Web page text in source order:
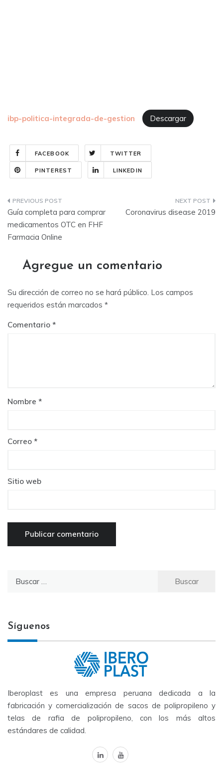
ibp-politica-integrada-de-gestion Descargar
FACEBOOK TWITTER
PINTEREST LINKEDIN
Navegación
de
entradas
Guía completa para comprar
medicamentos OTC en FHF
Farmacia Online
Coronavirus disease 2019
Agregue un comentario
Su dirección de correo no se hará público. Los campos
requeridos están marcados *
Comentario
Nombre *
Correo *
Sitio web
Síguenos
Iberoplast es una empresa peruana dedicada a la
fabricación y comercialización de sacos de polipropileno y
telas de rafia de polipropileno, con los más altos
estándares de calidad.
linkedinyoutube